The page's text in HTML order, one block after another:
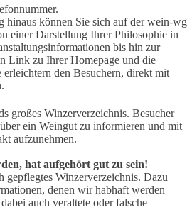
hinaus können Sie sich auf der wein-wg
einer Darstellung Ihrer Philosophie in
bis hin zur
Link zu Ihrer Homepage und die
den Besuchern, direkt mit
großes Winzerverzeichnis. Besucher
ein Weingut zu informieren und mit
aufzunehmen.
hat aufgehört gut zu sein!
Winzerverzeichnis. Dazu
denen wir habhaft werden
auch veraltete oder falsche